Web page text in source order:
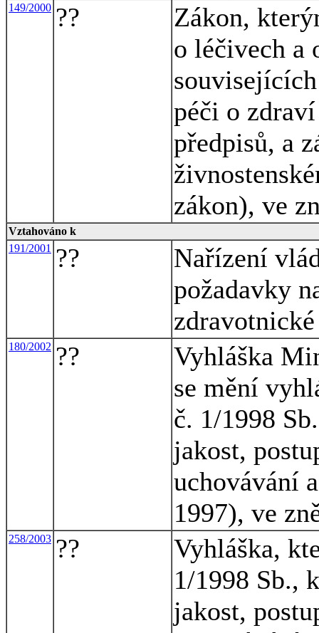
149/2000 ??
Zákon,
o léčivech a
péči o
předpisů, a
zákon), ve
Vztahováno k
191/2001
??
Nařízení
požadavky
180/2002 ??
Vyhláška
se mění
č. 1/1998
jakost,
uchovávání
1997), ve
258/2003 ??
Vyhláška,
1/1998 Sb.,
jakost,